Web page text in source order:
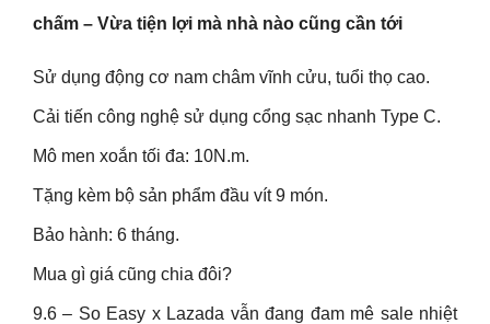
chấm – Vừa tiện lợi mà nhà nào cũng cần tới
Sử dụng động cơ nam châm vĩnh cửu, tuổi thọ cao.
Cải tiến công nghệ sử dụng cổng sạc nhanh Type C.
Mô men xoắn tối đa: 10N.m.
Tặng kèm bộ sản phẩm đầu vít 9 món.
Bảo hành: 6 tháng.
Mua gì giá cũng chia đôi?
9.6 – So Easy x Lazada vẫn đang đam mê sale nhiệt